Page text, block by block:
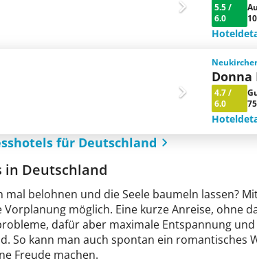
5.5/
6.0
Donna
4.7/
6.0
für Deutschland
in Deutschland
mal belohnen und die Seele baumeln lassen?
möglich. Eine kurze Anreise, ohne
dafür aber maximale Entspannung
So kann man auch spontan ein romantisches
Freude machen.